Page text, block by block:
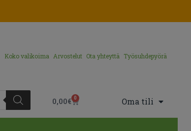
Koko valikoima Arvostelut Ota yhteyttä Työsuhdepyörä
0,00€ 0 Oma tili